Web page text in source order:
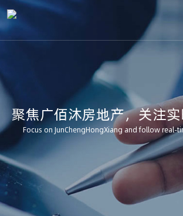
聚焦广佰沐房地产，关注
Focus on JunChengHongXiang and follow real-